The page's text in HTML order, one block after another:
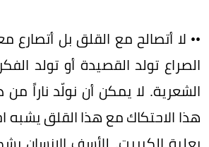
•• لا أتصالح مع القلق بل أتصارع
الصراع تولد القصيدة أو تولد
الشعرية. لا يمكن أن نولّد ناراً
هذا الاحتكاك مع هذا القلق يشبه